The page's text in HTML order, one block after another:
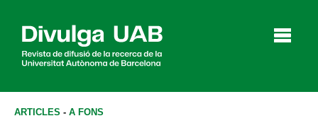
ARTICLES - A FONS